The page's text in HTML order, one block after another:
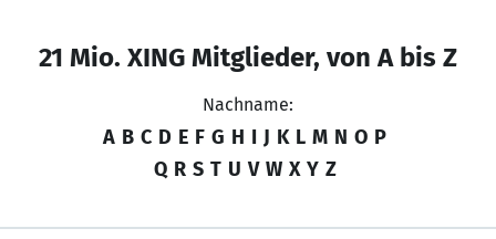
21 Mio. XING Mitglieder, von A bis Z
Nachname:
A B C D E F G H I J K L M N O P
Q R S T U V W X Y Z